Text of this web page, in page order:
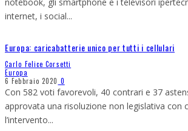
internet, i social...
Europa: caricabatterie unico per tutti i cellulari
Carlo Felice Corsetti
Europa
6 Febbraio 2020 0
Con 582 voti favorevoli, 40 contrari e 37
approvata una risoluzione non legislativa con
l’intervento...